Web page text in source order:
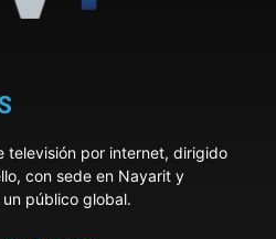
televisión por internet, dirigido
con sede en Nayarit y
público global.